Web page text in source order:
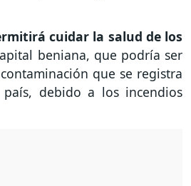
cuidar la salud de los
beniana, que podría ser
que se registra
debido a los incendios